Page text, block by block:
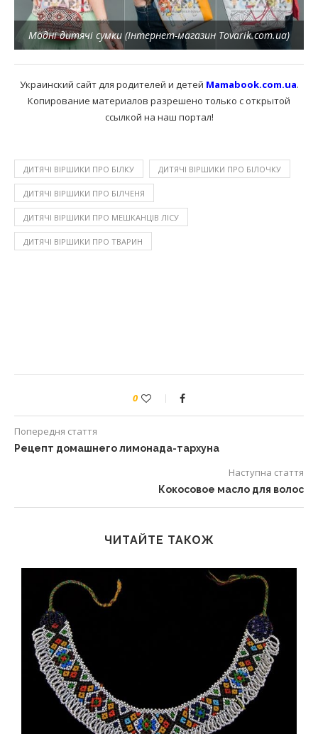
Модні дитячі сумки (Інтернет-магазин Tovarik.com.ua)
Украинский сайт для родителей и детей Mamabook.com.ua.
Копирование материалов разрешено только с открытой
ссылкой на наш портал!
ДИТЯЧІ ВІРШИКИ ПРО БІЛКУ ДИТЯЧІ ВІРШИКИ ПРО БІЛОЧКУ
ДИТЯЧІ ВІРШИКИ ПРО БІЛЧЕНЯ
ДИТЯЧІ ВІРШИКИ ПРО МЕШКАНЦІВ ЛІСУ
ДИТЯЧІ ВІРШИКИ ПРО ТВАРИН
0
Попередня стаття
Рецепт домашнего лимонада-тархуна
Наступна стаття
Кокосовое масло для волос
ЧИТАЙТЕ ТАКОЖ